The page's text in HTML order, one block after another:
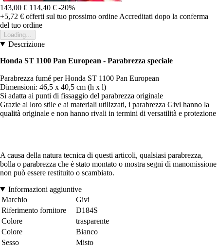
143,00 € 114,40 € -20%
+5,72 € offerti sul tuo prossimo ordine Accreditati dopo la conferma
del tuo ordine
Loading...
Descrizione
Honda ST 1100 Pan European - Parabrezza speciale
Parabrezza fumé per Honda ST 1100 Pan European
Dimensioni: 46,5 x 40,5 cm (h x l)
Si adatta ai punti di fissaggio del parabrezza originale
Grazie al loro stile e ai materiali utilizzati, i parabrezza Givi hanno la
qualità originale e non hanno rivali in termini di versatilità e protezione
A causa della natura tecnica di questi articoli, qualsiasi parabrezza,
bolla o parabrezza che è stato montato o mostra segni di manomissione
non può essere restituito o scambiato.
Informazioni aggiuntive
Marchio
Givi
Riferimento fornitore
D184S
Colore
trasparente
Colore
Bianco
Sesso
Misto